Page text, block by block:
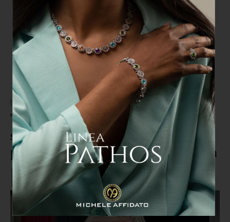
Home > CATANZARO
Torre di Ruggiero, il Congresso
sull’IA e i Minori ottiene il
patrocinio della Regione Calabria